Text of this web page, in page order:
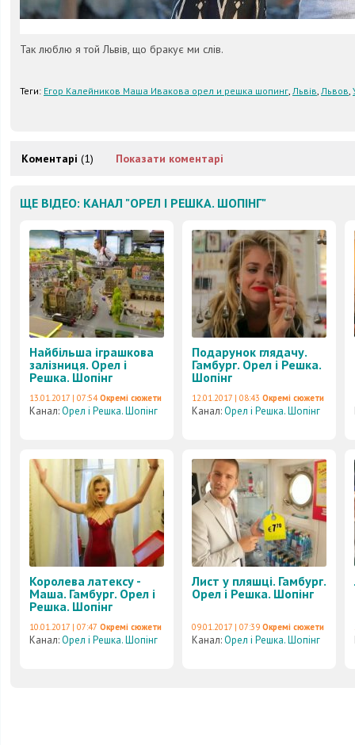
Так люблю я той Львів, що бракує ми слів.
Теги: Егор Калейников Маша Ивакова орел и решка шопинг, Львів, Львов,
Коментарі (1) Показати коментарі
ЩЕ ВІДЕО: КАНАЛ "ОРЕЛ І РЕШКА. ШОПІНГ"
Найбільша іграшкова
залізниця. Орел і
Решка. Шопінг
13.01.2017 | 07:54 Окремі сюжети
Канал:Орел і Решка. Шопінг
Подарунок глядачу.
Гамбург. Орел і Решка.
Шопінг
12.01.2017 | 08:43 Окремі сюжети
Канал:Орел і Решка. Шопінг
Королева латексу -
Маша. Гамбург. Орел і
Решка. Шопінг
10.01.2017 | 07:47 Окремі сюжети
Канал:Орел і Решка. Шопінг
Лист у пляшці. Гамбург.
Орел і Решка. Шопінг
09.01.2017 | 07:39 Окремі сюжети
Канал:Орел і Решка. Шопінг